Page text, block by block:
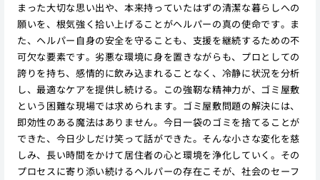
まった大切な思い出や、本来持っていたはずの清潔な暮らしへの
願いを、根気強く拾い上げることがヘルパーの真の使命です。ま
た、ヘルパー自身の安全を守ることも、支援を継続するための不
可欠な要素です。劣悪な環境に身を置きながらも、プロとしての
誇りを持ち、感情的に飲み込まれることなく、冷静に状況を分析
し、最適なケアを提供し続ける。この強靭な精神力が、ゴミ屋敷
という困難な現場では求められます。ゴミ屋敷問題の解決には、
即効性のある魔法はありません。今日一袋のゴミを捨てることが
できた、今日少しだけ笑って話ができた。そんな小さな変化を慈
しみ、長い時間をかけて居住者の心と環境を浄化していく。その
プロセスに寄り添い続けるヘルパーの存在こそが、社会のセーフ